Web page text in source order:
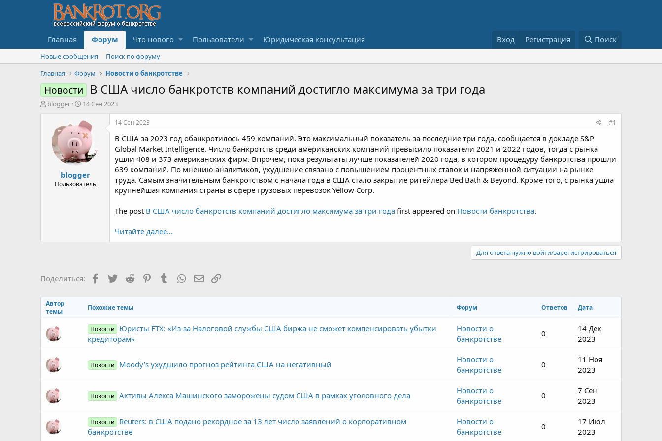
Главная Форум Что нового Пользователи Юридическая консультация Вход Регистрация Поиск
Новые сообщения
Поиск по форуму
Главная
Форум Новости о банкротстве
Новости В США число банкротств компаний достигло максимума за три года
А
blogger
Д
т
а
н
а
ч
а
л
а
14 Сен 2023
blogger
Пользователь
14 Сен 2023 #1
В США за 2023 год обанкротилось 459 компаний. Это максимальный показатель за последние три года, сообщается в докладе S&P
Global Market Intelligence. Число банкротств среди американских компаний превысило показатели 2021 и 2022 годов, тогда с рынка
ушли 408 и 373 американских фирм. Впрочем, пока результаты лучше показателей 2020 года, в котором процедуру банкротства прошли
639 компаний. По мнению аналитиков, ухудшение связано с повышением процентных ставок и напряженной ситуации на рынке
труда. Самым значительным банкротством с начала года в США стало закрытие ритейлера Bed Bath & Beyond. Кроме того, с рынка ушла
крупнейшая компания страны в сфере грузовых перевозок Yellow Corp.
The post В США число банкротств компаний достигло максимума за три года first appeared on Новости банкротства.
Читайте далее...
Для ответа нужно войти/зарегистрироваться
Поделиться: Facebook
TwitterReddit PinterestTumblrWhatsAppЭлектронная почта
Ссылка
Автор
темы
Похожие темы Форум Ответов Дата
Новости
Юристы FTX: «Из-за Налоговой службы США биржа не сможет компенсировать убытки
кредиторам»
Новости о
банкротстве
0
14 Дек
2023
Новости Moody’s ухудшило прогноз рейтинга США на негативный
Новости о
банкротстве
0
11 Ноя
2023
Новости Активы Алекса Машинского заморожены судом США в рамках уголовного дела
Новости о
банкротстве
0
7 Сен
2023
Новости
Reuters: в США подано рекордное за 13 лет число заявлений о корпоративном
банкротстве
Новости о
банкротстве
0
17 Июл
2023